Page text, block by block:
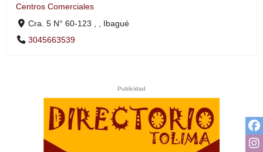
Centros Comerciales
Cra. 5 N° 60-123 , , Ibagué
3045663539
Publicidad